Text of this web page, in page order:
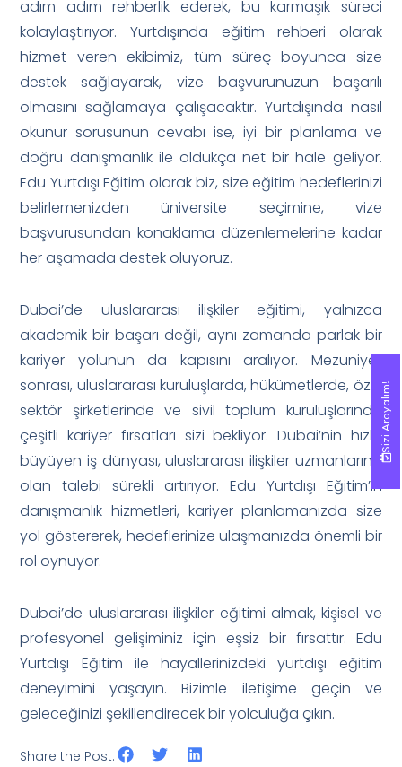
adım adım rehberlik ederek, bu karmaşık süreci
kolaylaştırıyor. Yurtdışında eğitim rehberi olarak
hizmet veren ekibimiz, tüm süreç boyunca size
destek sağlayarak, vize başvurunuzun başarılı
olmasını sağlamaya çalışacaktır. Yurtdışında nasıl
okunur sorusunun cevabı ise, iyi bir planlama ve
doğru danışmanlık ile oldukça net bir hale geliyor.
Edu Yurtdışı Eğitim olarak biz, size eğitim hedeflerinizi
belirlemenizden üniversite seçimine, vize
başvurusundan konaklama düzenlemelerine kadar
her aşamada destek oluyoruz.
Dubai’de uluslararası ilişkiler eğitimi, yalnızca
akademik bir başarı değil, aynı zamanda parlak bir
kariyer yolunun da kapısını aralıyor. Mezuniyet
sonrası, uluslararası kuruluşlarda, hükümetlerde, özel
sektör şirketlerinde ve sivil toplum kuruluşlarında
çeşitli kariyer fırsatları sizi bekliyor. Dubai’nin hızla
büyüyen iş dünyası, uluslararası ilişkiler uzmanlarına
olan talebi sürekli artırıyor. Edu Yurtdışı Eğitim’in
danışmanlık hizmetleri, kariyer planlamanızda size
yol göstererek, hedeflerinize ulaşmanızda önemli bir
rol oynuyor.
Dubai’de uluslararası ilişkiler eğitimi almak, kişisel ve
profesyonel gelişiminiz için eşsiz bir fırsattır. Edu
Yurtdışı Eğitim ile hayallerinizdeki yurtdışı eğitim
deneyimini yaşayın. Bizimle iletişime geçin ve
geleceğinizi şekillendirecek bir yolculuğa çıkın.
Share the Post:
Sizi Arayalım!
Sizi Arayalım!